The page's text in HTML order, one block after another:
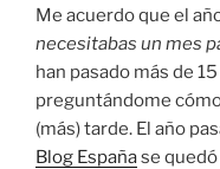
Me acuerdo que el
necesitabas un mes
han pasado más de
preguntándome
(más) tarde. El año
Blog Españase quedó